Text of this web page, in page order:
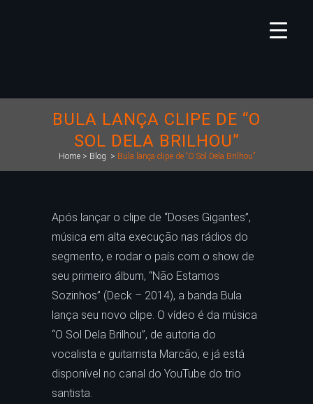
BULA LANÇA CLIPE DE “O
SOL DELA BRILHOU”
Home> Blog > Bula lança clipe de “O Sol Dela Brilhou”
Após lançar o clipe de “Doses Gigantes”,
música em alta execução nas rádios do
segmento, e rodar o país com o show de
seu primeiro álbum, “Não Estamos
Sozinhos” (Deck – 2014), a banda Bula
lança seu novo clipe. O vídeo é da música
“O Sol Dela Brilhou”, de autoria do
vocalista e guitarrista Marcão, e já está
disponível no canal do YouTube do trio
santista.